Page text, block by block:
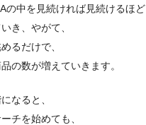
の中を見続ければ見続けるほど
き、やがて、
るだけで、
の数が増えていきます。
なると、
チを始めても、